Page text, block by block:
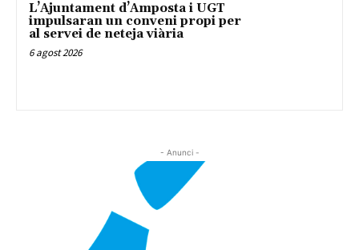
L’Ajuntament d’Amposta i UGT
impulsaran un conveni propi per
al servei de neteja viària
6 agost 2026
- Anunci -